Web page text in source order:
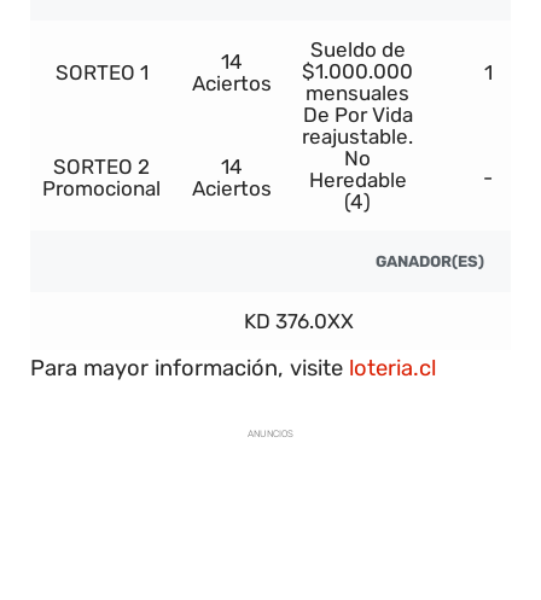
SORTEO 1
14
Aciertos
Sueldo de
$1.000.000
mensuales
De Por Vida
reajustable.
No
Heredable
(4)
1
SORTEO 2
Promocional
14
Aciertos
-
GANADOR(ES)
KD 376.0XX
Para mayor información, visite loteria.cl
ANUNCIOS